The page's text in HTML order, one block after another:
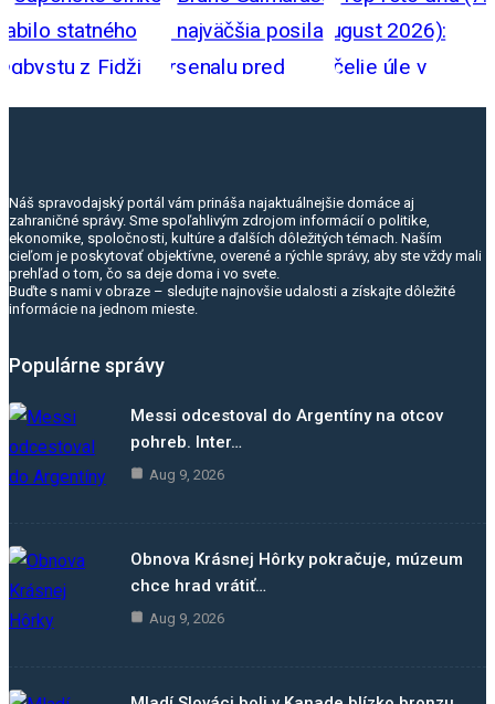
Náš spravodajský portál vám prináša najaktuálnejšie domáce aj
zahraničné správy. Sme spoľahlivým zdrojom informácií o politike,
ekonomike, spoločnosti, kultúre a ďalších dôležitých témach. Naším
cieľom je poskytovať objektívne, overené a rýchle správy, aby ste vždy mali
prehľad o tom, čo sa deje doma i vo svete.
Buďte s nami v obraze – sledujte najnovšie udalosti a získajte dôležité
informácie na jednom mieste.
Populárne správy
Messi odcestoval do Argentíny na otcov
pohreb. Inter…
Aug 9, 2026
Obnova Krásnej Hôrky pokračuje, múzeum
chce hrad vrátiť…
Aug 9, 2026